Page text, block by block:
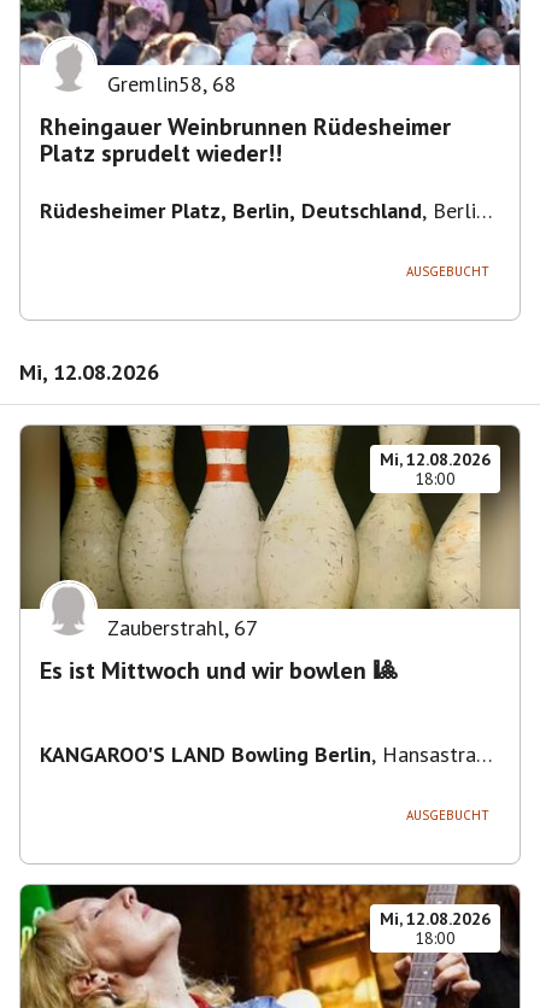
Gremlin58, 68
Rheingauer Weinbrunnen Rüdesheimer
Platz sprudelt wieder!!
Rüdesheimer Platz, Berlin, Deutschland, Berlin-
AUSGEBUCHT
Mi, 12.08.2026
Mi, 12.08.2026
18:00
Zauberstrahl, 67
Es ist Mittwoch und wir bowlen 🎱
KANGAROO'S LAND Bowling Berlin, Hansastraße
AUSGEBUCHT
Mi, 12.08.2026
18:00